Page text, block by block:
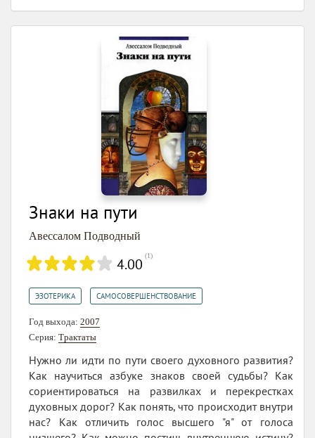
Знаки на пути
Авессалом Подводный
4.00 (1)
ЭЗОТЕРИКА САМОСОВЕРШЕНСТВОВАНИЕ
Год выхода: 2007
Серия: Трактаты
Нужно ли идти по пути своего духовного развития?
Как научиться азбуке знаков своей судьбы? Как
сориентироваться на развилках и перекрестках
духовных дорог? Как понять, что происходит внутри
нас? Как отличить голос высшего "я" от голоса